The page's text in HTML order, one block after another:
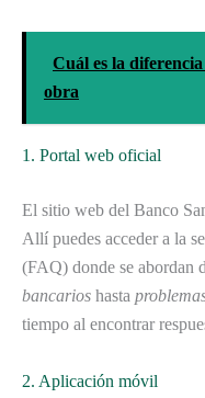
Cuál es la
obra
1. Portal web oficial
El sitio web del Banco
Allí puedes acceder a la
(FAQ) donde se abordan
bancarios hasta
tiempo al encontrar
2. Aplicación móvil